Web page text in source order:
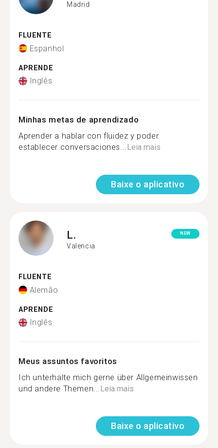
Madrid
FLUENTE
Espanhol
APRENDE
Inglês
Minhas metas de aprendizado
Aprender a hablar con fluidez y poder
establecer conversaciones...Leia mais
Baixe o aplicativo
L.
Valencia
NEW
FLUENTE
Alemão
APRENDE
Inglês
Meus assuntos favoritos
Ich unterhalte mich gerne über Allgemeinwissen
und andere Themen...Leia mais
Baixe o aplicativo